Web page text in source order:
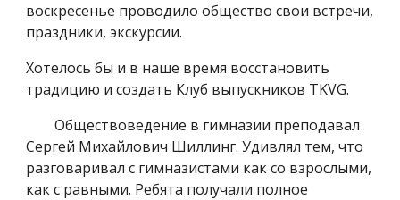
воскресенье проводило общество свои встречи,
праздники, экскурсии.
Хотелось бы и в наше время восстановить
традицию и создать Клуб выпускников ТKVG.
Обществоведение в гимназии преподавал
Сергей Михайлович Шиллинг. Удивлял тем, что
разговаривал с гимназистами как со взрослыми,
как с равными. Ребята получали полное